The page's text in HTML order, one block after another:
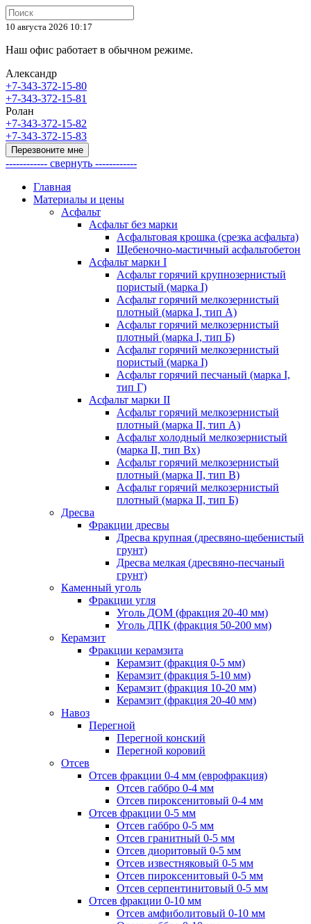
10 августа 2026 10:17
Наш офис работает в обычном режиме.
Александр
+7-343-372-15-80
+7-343-372-15-81
Ролан
+7-343-372-15-82
+7-343-372-15-83
Перезвоните мне
------------ свернуть ------------
Главная
Материалы и цены
Асфальт
Асфальт без марки
Асфальтовая крошка (срезка асфальта)
Щебеночно-мастичный асфальтобетон
Асфальт марки I
Асфальт горячий крупнозернистый
пористый (марка I)
Асфальт горячий мелкозернистый
плотный (марка I, тип А)
Асфальт горячий мелкозернистый
плотный (марка I, тип Б)
Асфальт горячий мелкозернистый
пористый (марка I)
Асфальт горячий песчаный (марка I,
тип Г)
Асфальт марки II
Асфальт горячий мелкозернистый
плотный (марка II, тип А)
Асфальт холодный мелкозернистый
(марка II, тип Вх)
Асфальт горячий мелкозернистый
плотный (марка II, тип В)
Асфальт горячий мелкозернистый
плотный (марка II, тип Б)
Дресва
Фракции дресвы
Дресва крупная (дресвяно-щебенистый
грунт)
Дресва мелкая (дресвяно-песчаный
грунт)
Каменный уголь
Фракции угля
Уголь ДОМ (фракция 20-40 мм)
Уголь ДПК (фракция 50-200 мм)
Керамзит
Фракции керамзита
Керамзит (фракция 0-5 мм)
Керамзит (фракция 5-10 мм)
Керамзит (фракция 10-20 мм)
Керамзит (фракция 20-40 мм)
Навоз
Перегной
Перегной конский
Перегной коровий
Отсев
Отсев фракции 0-4 мм (еврофракция)
Отсев габбро 0-4 мм
Отсев пироксенитовый 0-4 мм
Отсев фракции 0-5 мм
Отсев габбро 0-5 мм
Отсев гранитный 0-5 мм
Отсев диоритовый 0-5 мм
Отсев известняковый 0-5 мм
Отсев пироксенитовый 0-5 мм
Отсев серпентинитовый 0-5 мм
Отсев фракции 0-10 мм
Отсев амфиболитовый 0-10 мм